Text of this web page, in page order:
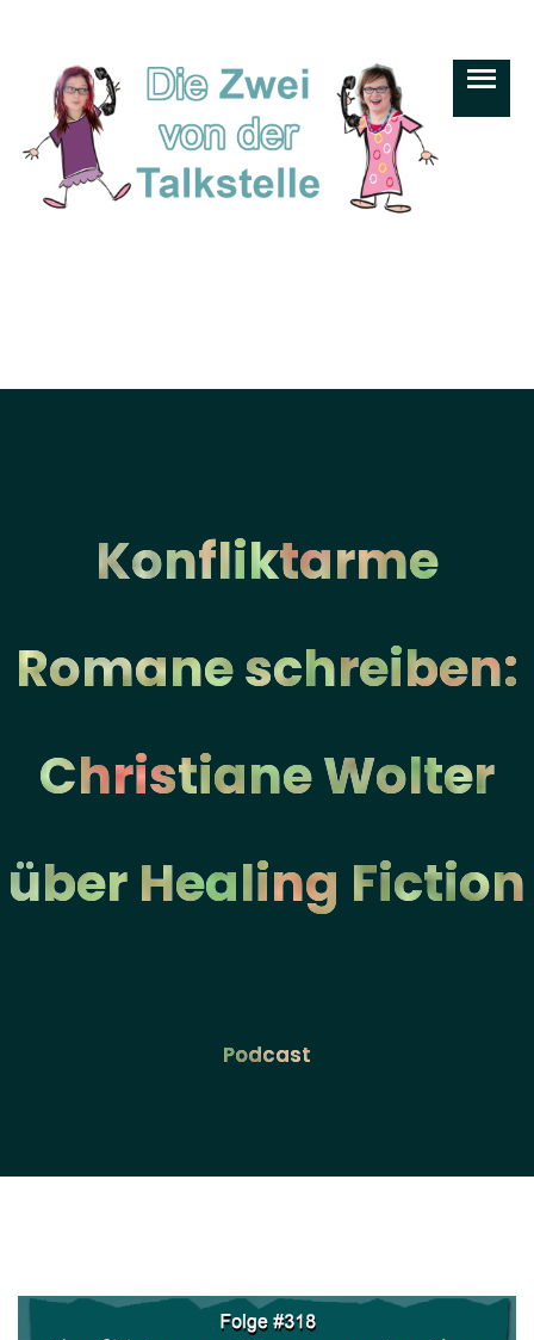
Konfliktarme
Romane schreiben:
Christiane Wolter
über Healing Fiction
Podcast